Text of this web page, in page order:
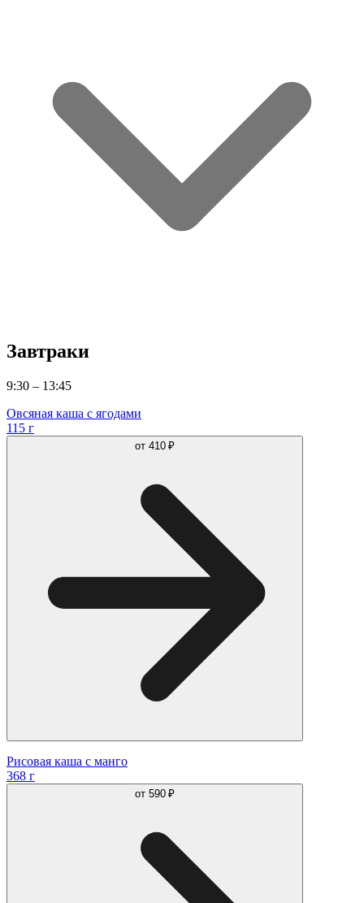
Завтраки
9:30 – 13:45
Овсяная каша с ягодами
115 г
от 410 ₽
Рисовая каша с манго
368 г
от 590 ₽